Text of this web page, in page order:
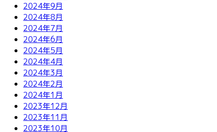
2024年9月
2024年8月
2024年7月
2024年6月
2024年5月
2024年4月
2024年3月
2024年2月
2024年1月
2023年12月
2023年11月
2023年10月